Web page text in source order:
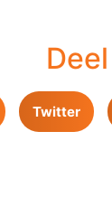
Twitter